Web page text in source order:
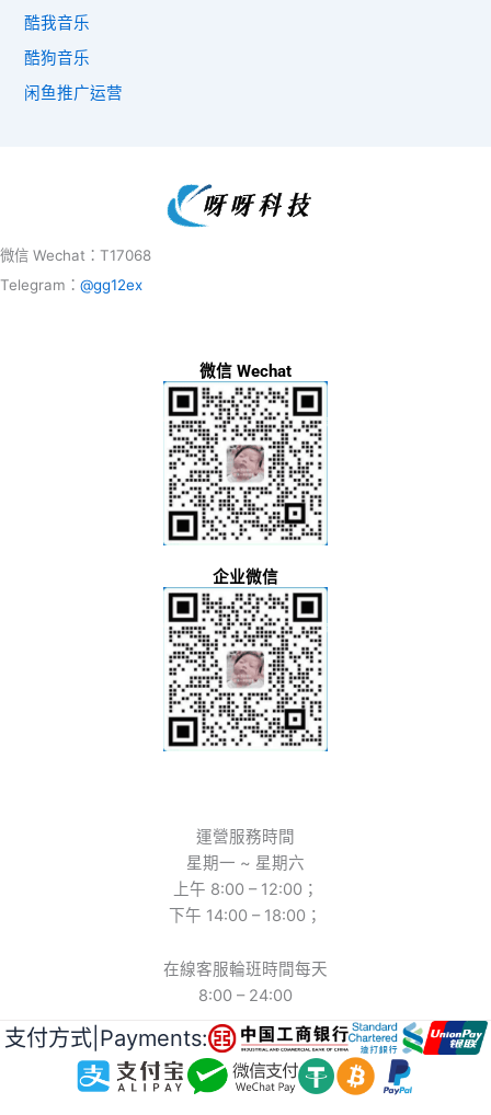
酷我音乐
酷狗音乐
闲鱼推广运营
微信 Wechat：T17068
Telegram： @gg12ex
微信 Wechat
企业微信
運營服務時間
星期一 ~ 星期六
上午 8:00 – 12:00；
下午 14:00 – 18:00；
在線客服輪班時間每天
8:00 – 24:00
支付方式|Payments: